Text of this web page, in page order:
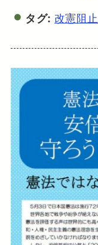
タグ: 改憲阻止